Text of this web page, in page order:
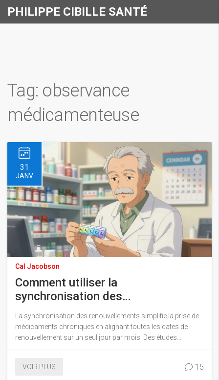
PHILIPPE CIBILLE SANTÉ
Tag: observance
médicamenteuse
31
JANV.
Cal Jacobson
Comment utiliser la
synchronisation des
renouvellements pour améliorer
l'observance médicamenteuse
La synchronisation des renouvellements simplifie la prise de
médicaments chroniques en alignant toutes les dates de
renouvellement sur un seul jour par mois. Des études
montrent une amélioration de 3 à 11 points de l'observance,
VOIR PLUS
15